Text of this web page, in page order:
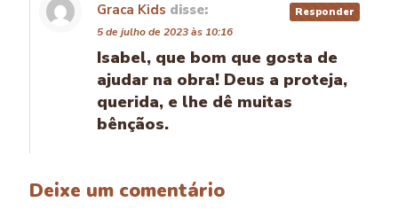
Graca Kids disse:
5 de julho de 2023 às 10:16
Isabel, que bom que gosta de
ajudar na obra! Deus a proteja,
querida, e lhe dê muitas
bênçãos.
Responder
Deixe um comentário